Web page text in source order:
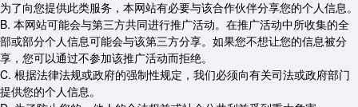
为了向您提供此类服务，本网站有必要与该合作伙伴分享您的个人信息。
B. 本网站可能会与第三方共同进行推广活动。在推广活动中所收集的全
部或部分个人信息可能会与该第三方分享。如果您不想让您的信息被分
享，您可以通过不参加该推广活动而拒绝。
C. 根据法律法规或政府的强制性规定，我们必须向有关司法或政府部门
提供您的个人信息。